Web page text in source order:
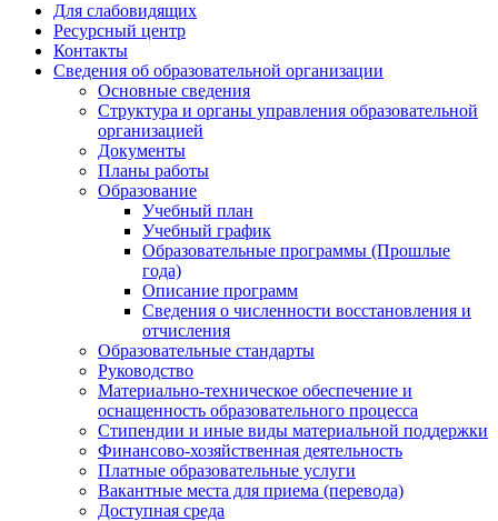
Для слабовидящих
Ресурсный центр
Контакты
Сведения об образовательной организации
Основные сведения
Структура и органы управления образовательной
организацией
Документы
Планы работы
Образование
Учебный план
Учебный график
Образовательные программы (Прошлые
года)
Описание программ
Сведения о численности восстановления и
отчисления
Образовательные стандарты
Руководство
Материально-техническое обеспечение и
оснащенность образовательного процесса
Стипендии и иные виды материальной поддержки
Финансово-хозяйственная деятельность
Платные образовательные услуги
Вакантные места для приема (перевода)
Доступная среда